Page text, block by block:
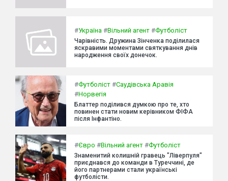
#Україна #Вільний агент #Футболіст
Чарівність. Дружина Зінченка поділилася
яскравими моментами святкування днів
народження своїх донечок.
#Футболіст #Саудівська Аравія
#Норвегія
Блаттер поділився думкою про те, хто
повинен стати новим керівником ФІФА
після Інфантіно.
#Євро #Вільний агент #Футболіст
Знаменитий колишній гравець "Ліверпуля"
приєднався до команди в Туреччині, де
його партнерами стали українські
футболісти.